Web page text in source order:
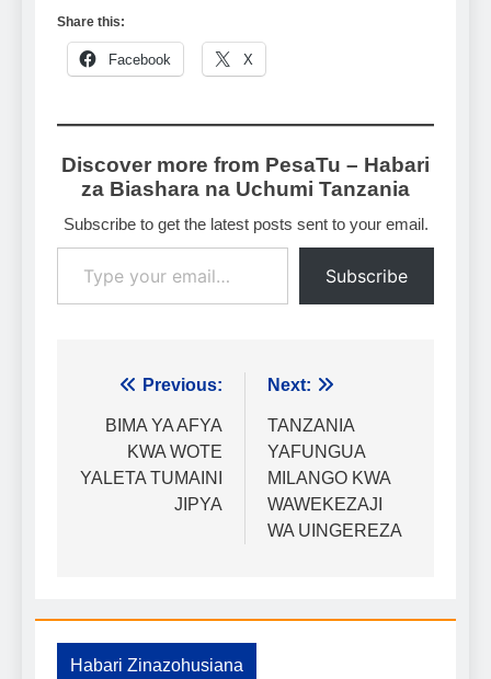
Share this:
Facebook X
Discover more from PesaTu – Habari
za Biashara na Uchumi Tanzania
Subscribe to get the latest posts sent to your email.
Type your email…
Subscribe
Urambazaji
wa
chapisho
Previous:
BIMA YA AFYA
KWA WOTE
YALETA TUMAINI
JIPYA
Next:
TANZANIA
YAFUNGUA
MILANGO KWA
WAWEKEZAJI
WA UINGEREZA
Habari Zinazohusiana